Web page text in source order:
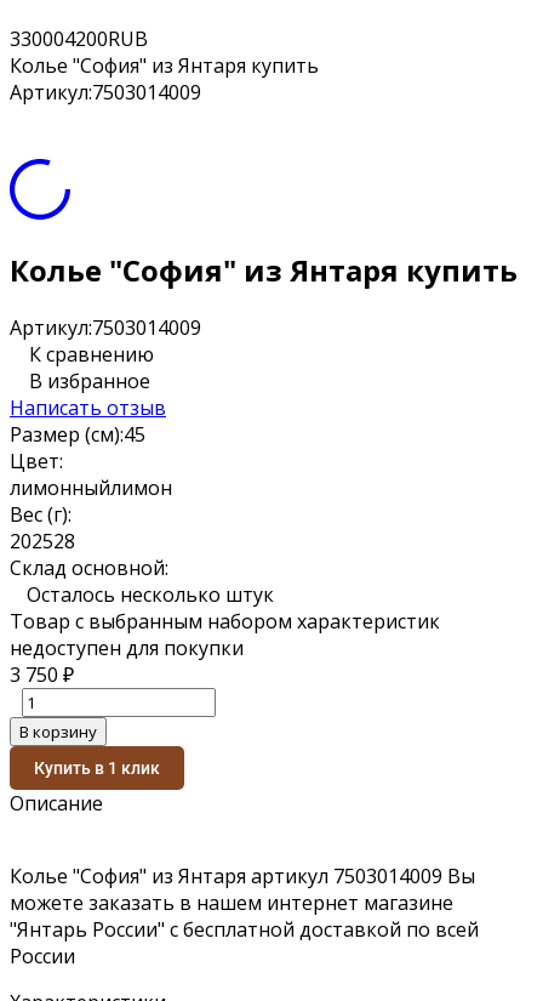
330004200RUB
Колье "София" из Янтаря купить
Артикул:7503014009
Колье "София" из Янтаря купить
Артикул:7503014009
К сравнению
В избранное
Написать отзыв
Размер (см):45
Цвет:
лимонныйлимон
Вес (г):
202528
Склад основной:
Осталось несколько штук
Товар с выбранным набором характеристик
недоступен для покупки
3 750 ₽
В корзину
Купить в 1 клик
Описание
Колье "София" из Янтаря артикул 7503014009 Вы
можете заказать в нашем интернет магазине
"Янтарь России" с бесплатной доставкой по всей
России